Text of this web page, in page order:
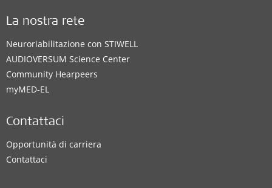
La nostra rete
Neuroriabilitazione con STIWELL
AUDIOVERSUM Science Center
Community Hearpeers
myMED‑EL
Contattaci
Opportunità di carriera
Contattaci